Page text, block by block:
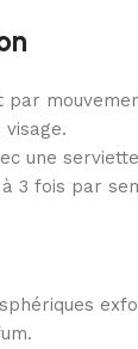
par
une
3 fois par